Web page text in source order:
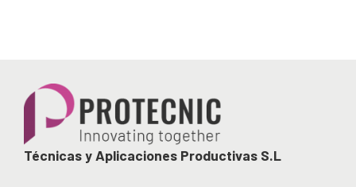
Técnicas y Aplicaciones Productivas S.L